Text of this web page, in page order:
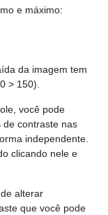
e máximo:
da imagem tem
> 150).
você pode
de contraste nas
independente.
clicando nele e
alterar
que você pode